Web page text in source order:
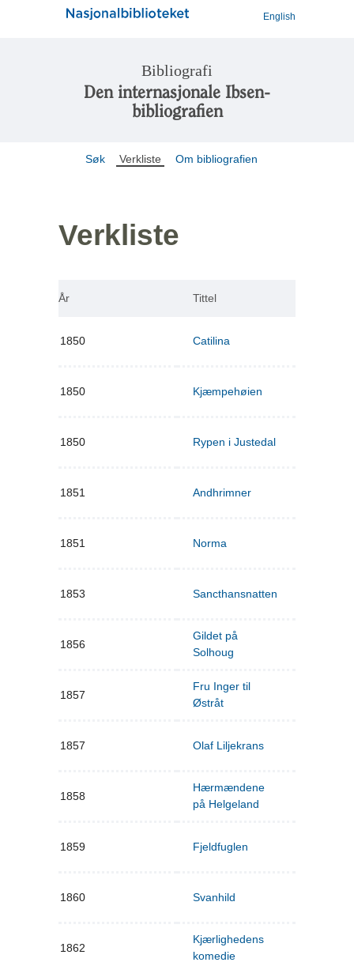
English
Bibliografi
Den internasjonale Ibsen-
bibliografien
Søk Verkliste Om bibliografien
Verkliste
År Tittel
1850 Catilina
1850 Kjæmpehøien
1850 Rypen i Justedal
1851 Andhrimner
1851 Norma
1853 Sancthansnatten
1856
Gildet på
Solhoug
1857
Fru Inger til
Østråt
1857 Olaf Liljekrans
1858
Hærmændene
på Helgeland
1859 Fjeldfuglen
1860 Svanhild
1862
Kjærlighedens
komedie